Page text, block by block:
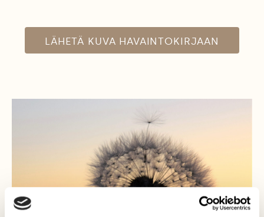
LÄHETÄ KUVA HAVAINTOKIRJAAN